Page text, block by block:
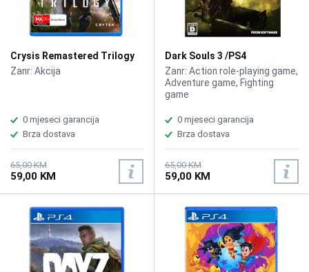
Crysis Remastered Trilogy
/PS4
Zanr: Akcija
0 mjeseci garancija
Brza dostava
65,00 KM
59,00 KM
Dark Souls 3 /PS4
Zanr: Action role-playing game,
Adventure game, Fighting
game
0 mjeseci garancija
Brza dostava
65,00 KM
59,00 KM